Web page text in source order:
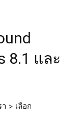
8.1 และ
> เลือก